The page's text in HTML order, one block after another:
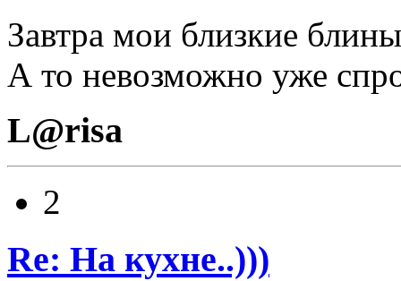
Завтра мои близкие
А то невозможно уже
L@risa
2
Re: На кухне..)))